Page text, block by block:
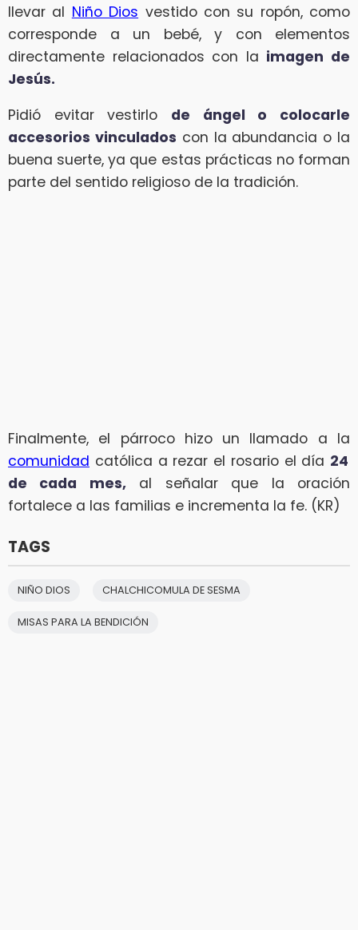
llevar al Niño Dios vestido con su ropón, como
corresponde a un bebé, y con elementos
directamente relacionados con la imagen de
Jesús.
Pidió evitar vestirlo de ángel o colocarle
accesorios vinculados con la abundancia o la
buena suerte, ya que estas prácticas no forman
parte del sentido religioso de la tradición.
Finalmente, el párroco hizo un llamado a la
comunidad católica a rezar el rosario el día 24
de cada mes,al señalar que la oración
fortalece a las familias e incrementa la fe. (KR)
TAGS
NIÑO DIOS CHALCHICOMULA DE SESMA
MISAS PARA LA BENDICIÓN